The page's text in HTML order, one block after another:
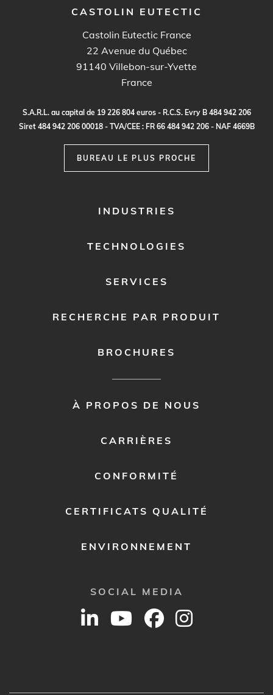
CASTOLIN EUTECTIC
Castolin Eutectic France
22 Avenue du Québec
91140 Villebon-sur-Yvette
France
S.A.R.L. au capital de 19 226804 euros - R.C.S. Evry B 484942206
Siret 484 942206 00018 - TVA/CEE : FR 66484 942206 - NAF 4669B
BUREAU LE PLUS PROCHE
INDUSTRIES
TECHNOLOGIES
SERVICES
RECHERCHE PAR PRODUIT
BROCHURES
À PROPOS DE NOUS
CARRIÈRES
CONFORMITÉ
CERTIFICATS QUALITÉ
ENVIRONNEMENT
SOCIAL MEDIA